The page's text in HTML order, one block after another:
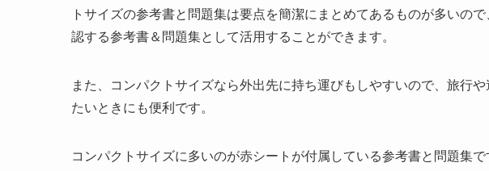
トサイズの参考書と問題集は要点を簡潔にまとめてあるものが多いの
認する参考書＆問題集として活用することができます。
また、コンパクトサイズなら外出先に持ち運びもしやすいので、旅行
たいときにも便利です。
コンパクトサイズに多いのが赤シートが付属している参考書と問題集